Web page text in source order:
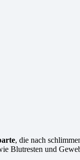
, die nach
Blutresten und